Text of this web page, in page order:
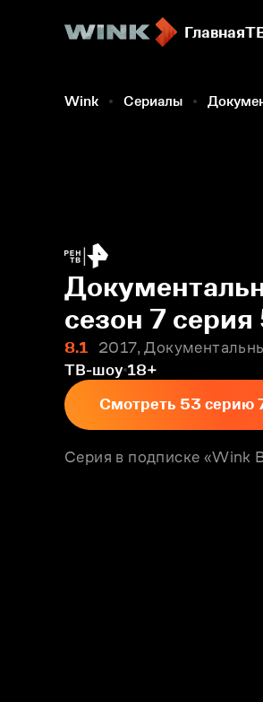
Главная
Wink Сериалы
сезон 7
8.1
2017,
ТВ-шоу 18+
Смотреть 53 серию
Серия в подписке «Wink